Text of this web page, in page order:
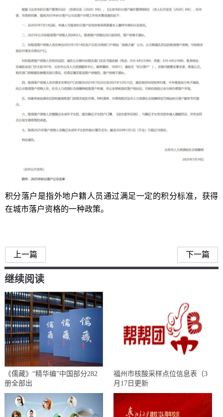
积分落户是指外地户籍人员通过满足一定的积分标准，获得
在城市落户资格的一种政策。
上一篇 下一篇
继续阅读
《儒藏》“精华编”中国部分282
册全部出
福州市核酸采样点位信息表（3
月17日更新